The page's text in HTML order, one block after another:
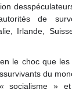
de
Irlande,
le choc que
du
socialisme »